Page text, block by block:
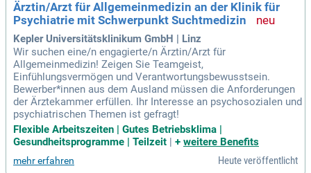
Ärztin/Arzt für Allgemeinmedizin an der Klinik für
Psychiatrie mit Schwerpunkt Suchtmedizin
Kepler Universitätsklinikum GmbH | Linz
Wir suchen eine/n engagierte/n Ärztin/Arzt für
Allgemeinmedizin! Zeigen Sie Teamgeist,
Einfühlungsvermögen und Verantwortungsbewusstsein.
Bewerber*innen aus dem Ausland müssen die Anforderungen
der Ärztekammer erfüllen. Ihr Interesse an psychosozialen und
psychiatrischen Themen ist gefragt!
Flexible Arbeitszeiten | Gutes Betriebsklima |
Gesundheitsprogramme | Teilzeit | + weitere Benefits
mehr erfahren Heute veröffentlicht